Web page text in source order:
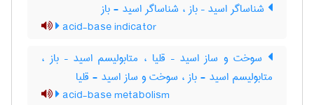
شناساگر اسید – باز ، شناساگر اسید - باز
acid-base indicator
سوخت و ساز اسید – قلیا ، متابولیسم اسید – باز ،
متابولیسم اسید - باز ، سوخت و ساز اسید - قلیا
acid-base metabolism